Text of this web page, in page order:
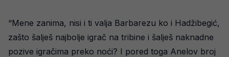
“Mene zanima, nisi i ti valja Barbarezu ko i Hadžibegić,
zašto šalješ najbolje igrač na tribine i šalješ naknadne
pozive igračima preko noći? I pored toga Anelov broj